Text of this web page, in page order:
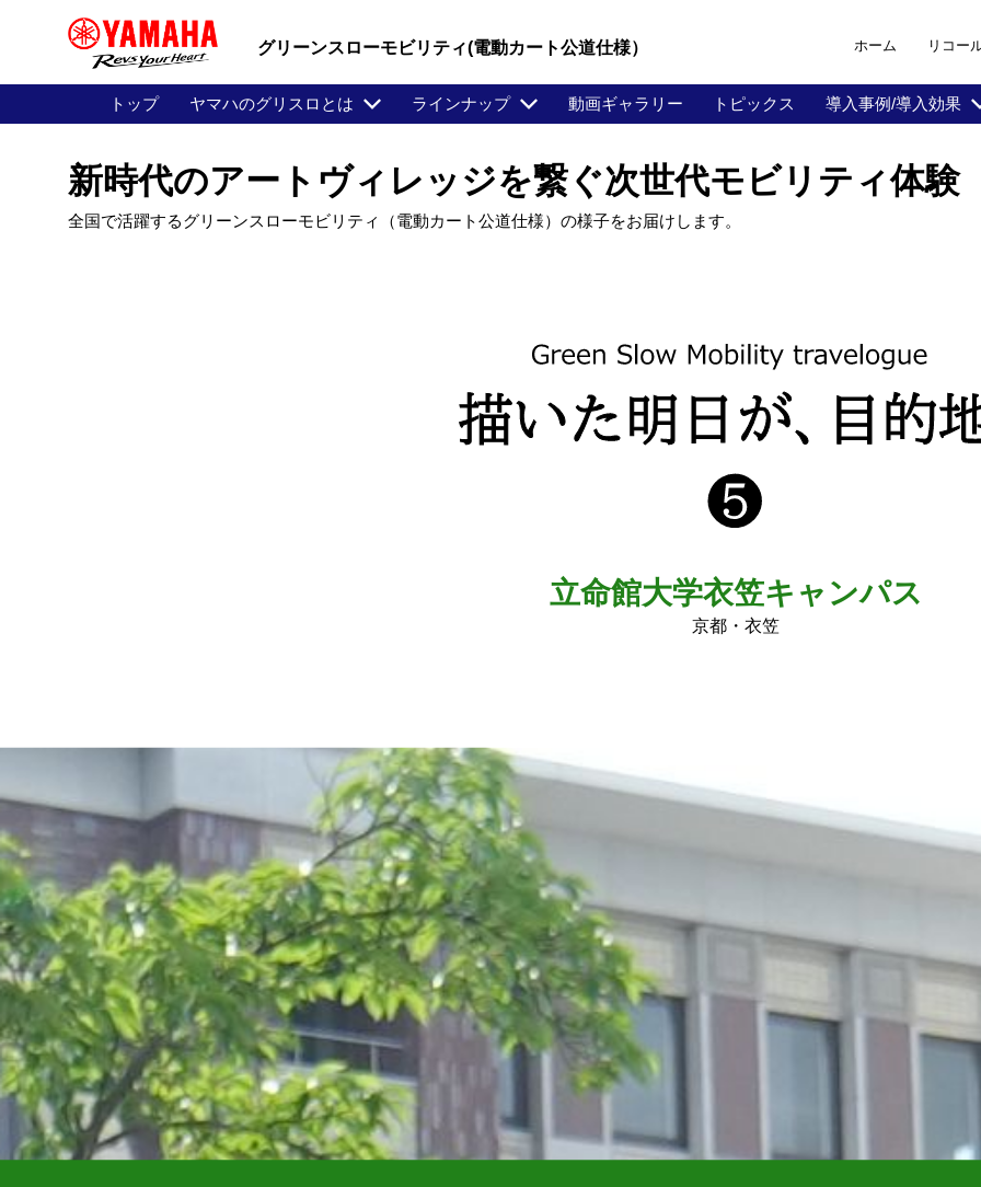
グリーンスローモビリティ(電動カート公道仕様） ホーム リコー
トップ ヤマハのグリスロとは ラインナップ 動画ギャラリー トピックス 導入事例/導入効果
新時代のアートヴィレッジを繋ぐ次世代モビリティ体験
全国で活躍するグリーンスローモビリティ（電動カート公道仕様）の様子をお届けします。
立命館大学衣笠キャンパス
京都・衣笠